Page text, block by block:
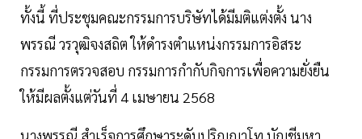
ทั้งนี้ ที่ประชุมคณะกรรมการบริษัทได้มีมติแต่งตั้ง นาง
พรรณี วรวุฒิจงสถิต ให้ดำรงตำแหน่งกรรมการอิสระ
กรรมการตรวจสอบ กรรมการกำกับกิจการเพื่อความยั่งยืน
ให้มีผลตั้งแต่วันที่ 4 เมษายน 2568